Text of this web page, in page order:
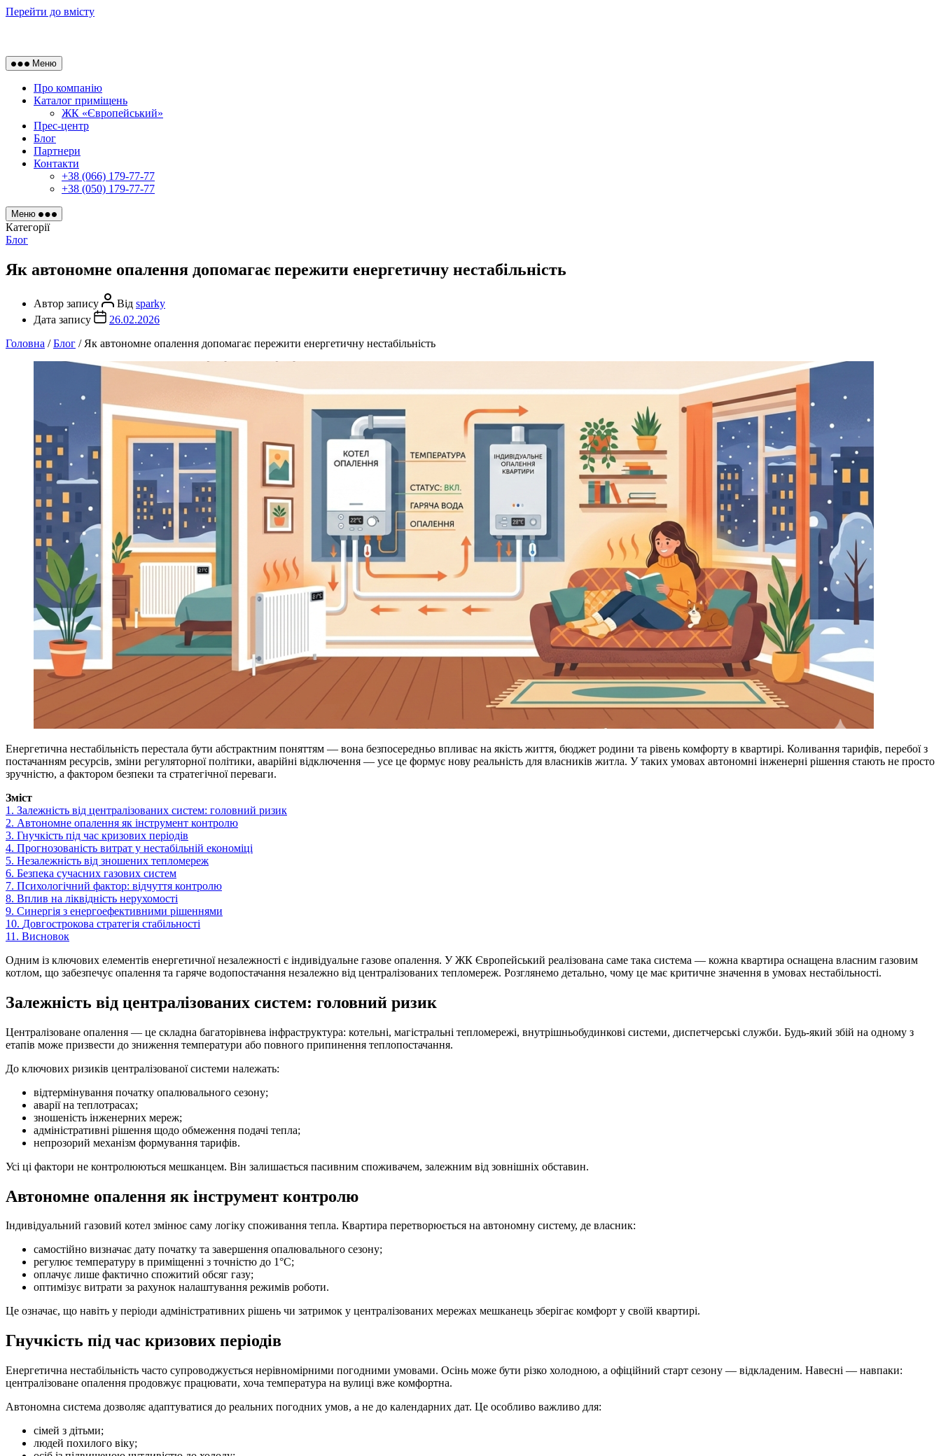
Перейти до вмісту
Меню
Про компанію
Каталог приміщень
ЖК «Європейський»
Прес-центр
Блог
Партнери
Контакти
+38 (066) 179-77-77
+38 (050) 179-77-77
Меню
Категорії
Блог
Як автономне опалення допомагає пережити енергетичну нестабільність
Автор запису Від sparky
Дата запису
26.02.2026
Головна /Блог / Як автономне опалення допомагає пережити енергетичну нестабільність
Енергетична нестабільність перестала бути абстрактним поняттям — вона безпосередньо впливає на якість життя, бюджет родини та рівень комфорту в квартирі. Коливання тарифів, перебої з
постачанням ресурсів, зміни регуляторної політики, аварійні відключення — усе це формує нову реальність для власників житла. У таких умовах автономні інженерні рішення стають не просто
зручністю, а фактором безпеки та стратегічної переваги.
Зміст
1. Залежність від централізованих систем: головний ризик
2. Автономне опалення як інструмент контролю
3. Гнучкість під час кризових періодів
4. Прогнозованість витрат у нестабільній економіці
5. Незалежність від зношених тепломереж
6. Безпека сучасних газових систем
7. Психологічний фактор: відчуття контролю
8. Вплив на ліквідність нерухомості
9. Синергія з енергоефективними рішеннями
10. Довгострокова стратегія стабільності
11. Висновок
Одним із ключових елементів енергетичної незалежності є індивідуальне газове опалення. У ЖК Європейський реалізована саме така система — кожна квартира оснащена власним газовим
котлом, що забезпечує опалення та гаряче водопостачання незалежно від централізованих тепломереж. Розглянемо детально, чому це має критичне значення в умовах нестабільності.
Залежність від централізованих систем: головний ризик
Централізоване опалення — це складна багаторівнева інфраструктура: котельні, магістральні тепломережі, внутрішньобудинкові системи, диспетчерські служби. Будь-який збій на одному з
етапів може призвести до зниження температури або повного припинення теплопостачання.
До ключових ризиків централізованої системи належать:
відтермінування початку опалювального сезону;
аварії на теплотрасах;
зношеність інженерних мереж;
адміністративні рішення щодо обмеження подачі тепла;
непрозорий механізм формування тарифів.
Усі ці фактори не контролюються мешканцем. Він залишається пасивним споживачем, залежним від зовнішніх обставин.
Автономне опалення як інструмент контролю
Індивідуальний газовий котел змінює саму логіку споживання тепла. Квартира перетворюється на автономну систему, де власник:
самостійно визначає дату початку та завершення опалювального сезону;
регулює температуру в приміщенні з точністю до 1°C;
оплачує лише фактично спожитий обсяг газу;
оптимізує витрати за рахунок налаштування режимів роботи.
Це означає, що навіть у періоди адміністративних рішень чи затримок у централізованих мережах мешканець зберігає комфорт у своїй квартирі.
Гнучкість під час кризових періодів
Енергетична нестабільність часто супроводжується нерівномірними погодними умовами. Осінь може бути різко холодною, а офіційний старт сезону — відкладеним. Навесні — навпаки:
централізоване опалення продовжує працювати, хоча температура на вулиці вже комфортна.
Автономна система дозволяє адаптуватися до реальних погодних умов, а не до календарних дат. Це особливо важливо для:
сімей з дітьми;
людей похилого віку;